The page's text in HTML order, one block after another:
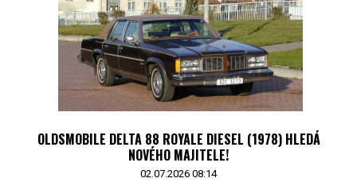
OLDSMOBILE DELTA 88 ROYALE DIESEL (1978) HLEDÁ
NOVÉHO MAJITELE!
02.07.2026 08:14